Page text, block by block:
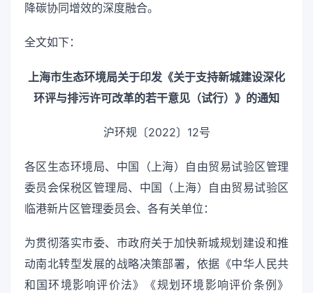
降碳协同增效的深度融合。
全文如下：
上海市生态环境局关于印发《关于支持新城建设深化
环评与排污许可改革的若干意见（试行）》的通知
沪环规〔2022〕12号
各区生态环境局、中国（上海）自由贸易试验区管理
委员会保税区管理局、中国（上海）自由贸易试验区
临港新片区管理委员会、各有关单位：
为贯彻落实市委、市政府关于加快新城规划建设和推
动南北转型发展的战略决策部署，依据《中华人民共
和国环境影响评价法》《规划环境影响评价条例》